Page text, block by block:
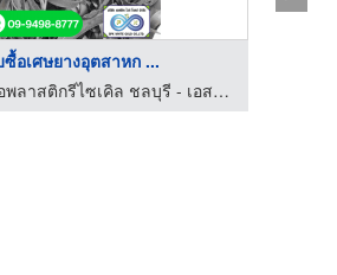
อเศษยางอุตสาหก ...
โรงงานรับซื้อพลาสติกรีไซเคิล ชลบุรี - เอสพีเค ไวท์ โกลด์